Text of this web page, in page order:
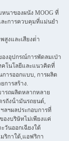
นาของผนัง MOOG ที่
ละการควบคุมที่แม่นยํา
สูงและเสียงต่ํา
ของอุปกรณ์การพัดลมเป่า
คโนโลยีและแนวคิดที่
การออกแบบ, การผลิต
การสร้าง.
รถผลิตหลากหลาย
รถังน้ํามันรถยนต์,
ลฯผลประกอบการที่
งบริษัทไม่เพียงแค่
วันออกเฉียงใต้
ริกาใต้,แอฟริกา